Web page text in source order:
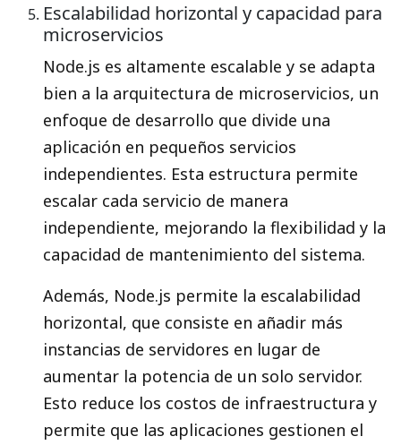
Escalabilidad horizontal y capacidad para
microservicios
Node.js es altamente escalable y se adapta
bien a la arquitectura de microservicios, un
enfoque de desarrollo que divide una
aplicación en pequeños servicios
independientes. Esta estructura permite
escalar cada servicio de manera
independiente, mejorando la flexibilidad y la
capacidad de mantenimiento del sistema.
Además, Node.js permite la escalabilidad
horizontal, que consiste en añadir más
instancias de servidores en lugar de
aumentar la potencia de un solo servidor.
Esto reduce los costos de infraestructura y
permite que las aplicaciones gestionen el